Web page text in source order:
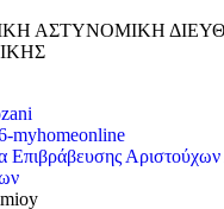
ΑΣΤΥΝΟΜΙΚΗ